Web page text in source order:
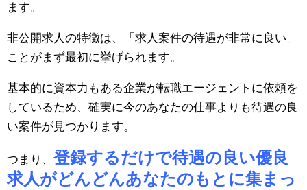
ます。
非公開求人の特徴は、「求人案件の待遇が非常に良い」
ことがまず最初に挙げられます。
基本的に資本力もある企業が転職エージェントに依頼を
しているため、確実に今のあなたの仕事よりも待遇の良
い案件が見つかります。
つまり、 登録するだけで待遇の良い優良
求人がどんどんあなたのもとに集まっ